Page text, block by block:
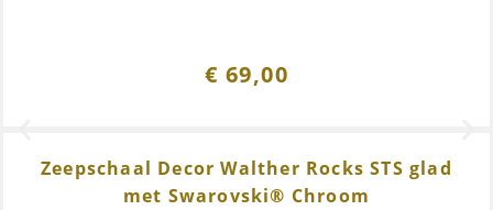
€ 69,00
Zeepschaal Decor Walther Rocks STS glad
met Swarovski® Chroom